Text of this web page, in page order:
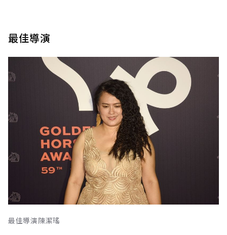
最佳導演
最佳導演陳潔瑤